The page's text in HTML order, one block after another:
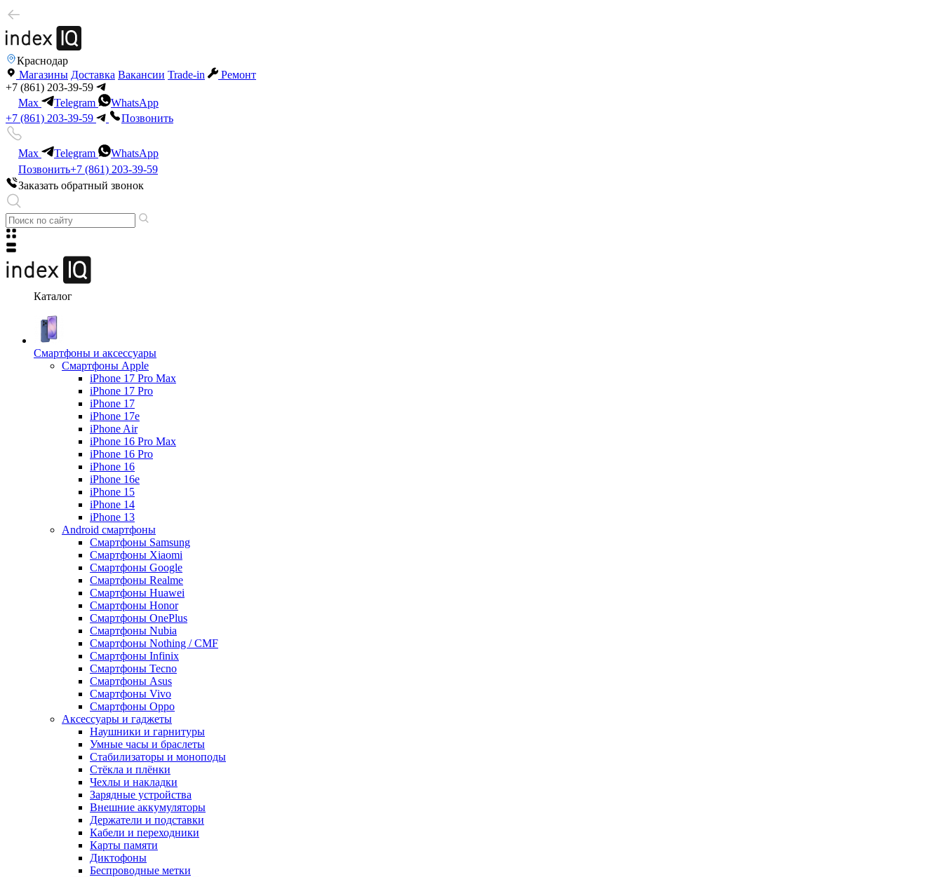
Краснодар
Магазины Доставка Вакансии Trade-in
Ремонт
+7 (861) 203-39-59
Max
Telegram
WhatsApp
+7 (861) 203-39-59
Позвонить
Max Telegram
WhatsApp
Позвонить+7 (861) 203-39-59
Заказать обратный звонок
Каталог
Смартфоны и аксессуары
Смартфоны Apple
iPhone 17 Pro Max
iPhone 17 Pro
iPhone 17
iPhone 17e
iPhone Air
iPhone 16 Pro Max
iPhone 16 Pro
iPhone 16
iPhone 16e
iPhone 15
iPhone 14
iPhone 13
Android cмартфоны
Смартфоны Samsung
Смартфоны Xiaomi
Смартфоны Google
Смартфоны Realme
Смартфоны Huawei
Смартфоны Honor
Смартфоны OnePlus
Смартфоны Nubia
Смартфоны Nothing / CMF
Смартфоны Infinix
Смартфоны Tecno
Смартфоны Asus
Смартфоны Vivo
Смартфоны Oppo
Аксессуары и гаджеты
Наушники и гарнитуры
Умные часы и браслеты
Стабилизаторы и моноподы
Стёкла и плёнки
Чехлы и накладки
Зарядные устройства
Внешние аккумуляторы
Держатели и подставки
Кабели и переходники
Карты памяти
Диктофоны
Беспроводные метки